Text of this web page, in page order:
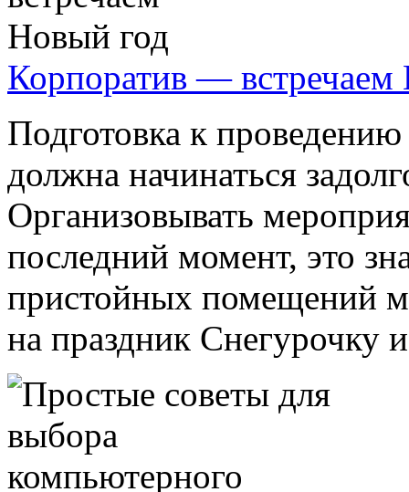
Корпоратив — встречаем
Подготовка к
должна начинаться
Организовывать
последний момент, это
пристойных помещений
на праздник Снегурочку